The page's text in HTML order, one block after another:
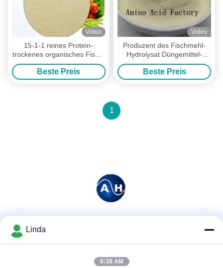
Video
15-1-1 reines Protein-
trockenes organisches Fisch-
Düngemittel gemacht vom
Kabeljau-Hydrolysat (5lb)
Beste Preis
Video
Produzent des Fischmehl-
Hydrolysat Düngemittel-
organischer Stickstoff-15-0-0
Beste Preis
1
Linda
6:38 AM